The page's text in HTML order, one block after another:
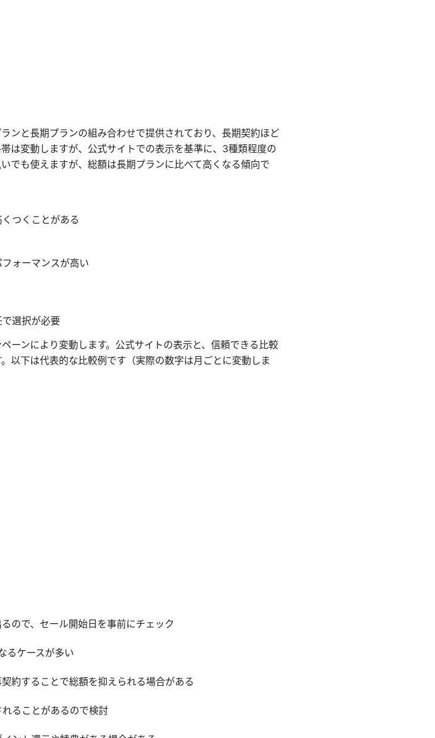
ンと長期プランの組み合わせで提供されており、長期契約ほど
は変動しますが、公式サイトでの表示を基準に、3種類程度の
でも使えますが、総額は長期プランに比べて高くなる傾向で
つくことがある
ォーマンスが高い
選択が必要
ペーンにより変動します。公式サイトの表示と、信頼できる比較
以下は代表的な比較例です（実際の数字は月ごとに変動しま
ので、セール開始日を事前にチェック
るケースが多い
約することで総額を抑えられる場合がある
ることがあるので検討